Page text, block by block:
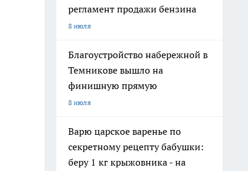
регламент продажи бензина
8 июля
Благоустройство набережной в
Темникове вышло на
финишную прямую
8 июля
Варю царское варенье по
секретному рецепту бабушки:
беру 1 кг крыжовника - на